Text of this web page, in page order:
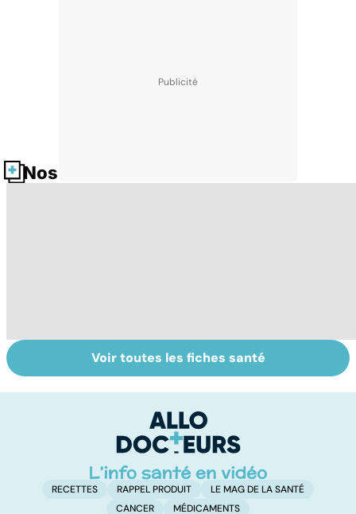
Nos fiches santé
Tout savoir sur
les infections
Inflammation des
amygdales : que
d'angine ?
Voir toutes les fiches santé
RECETTES RAPPEL PRODUIT
LE MAG DE LA SANTÉ
CANCER
MÉDICAMENTS